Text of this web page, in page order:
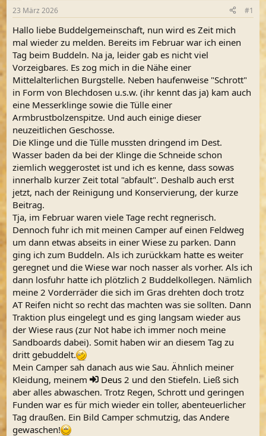
l
e
r
t
a
23 März 2026 #1
Hallo liebe Buddelgemeinschaft, nun wird es Zeit mich
mal wieder zu melden. Bereits im Februar war ich einen
Tag beim Buddeln. Na ja, leider gab es nicht viel
Vorzeigbares. Es zog mich in die Nähe einer
Mittelalterlichen Burgstelle. Neben haufenweise "Schrott"
in Form von Blechdosen u.s.w. (ihr kennt das ja) kam auch
eine Messerklinge sowie die Tülle einer
Armbrustbolzenspitze. Und auch einige dieser
neuzeitlichen Geschosse.
Die Klinge und die Tülle mussten dringend im Dest.
Wasser baden da bei der Klinge die Schneide schon
ziemlich weggerostet ist und ich es kenne, dass sowas
innerhalb kurzer Zeit total "abfault". Deshalb auch erst
jetzt, nach der Reinigung und Konservierung, der kurze
Beitrag.
Tja, im Februar waren viele Tage recht regnerisch.
Dennoch fuhr ich mit meinen Camper auf einen Feldweg
um dann etwas abseits in einer Wiese zu parken. Dann
ging ich zum Buddeln. Als ich zurückkam hatte es weiter
geregnet und die Wiese war noch nasser als vorher. Als ich
dann losfuhr hatte ich plötzlich 2 Buddelkollegen. Nämlich
meine 2 Vorderräder die sich im Gras drehten doch trotz
AT Reifen nicht so recht das machten was sie sollten. Dann
Traktion plus eingelegt und es ging langsam wieder aus
der Wiese raus (zur Not habe ich immer noch meine
Sandboards dabei). Somit haben wir an diesem Tag zu
dritt gebuddelt.
Mein Camper sah danach aus wie Sau. Ähnlich meiner
Kleidung, meinem
Deus 2 und den Stiefeln. Ließ sich
aber alles abwaschen. Trotz Regen, Schrott und geringen
Funden war es für mich wieder ein toller, abenteuerlicher
Tag draußen. Ein Bild Camper schmutzig, das Andere
gewaschen!